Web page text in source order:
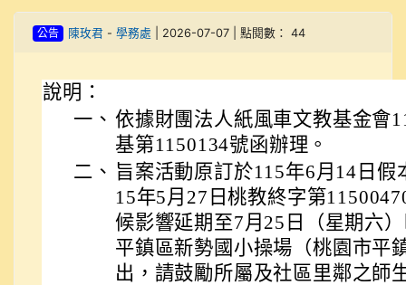
公告 陳玫君- 學務處 | 2026-07-07 | 點閱數： 44
說明：
一、 依據財團法人紙風車文教基金會
基第1150134號函辦理。
二、 旨案活動原訂於115年6月14日
15年5月27日桃教終字第
候影響延期至7月25日（星期六
平鎮區新勢國小操場（桃園市平
出，請鼓勵所屬及社區里鄰之師